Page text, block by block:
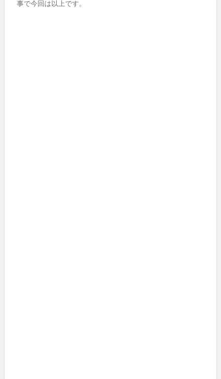
事で今回は以上です。